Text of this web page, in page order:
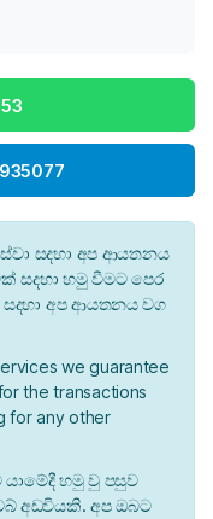
සදහා අප ආයතනය
සදහා හමු වීමට පෙර
අප ආයතනය වග
we guarantee
the transactions
for any other
යාමේදී හමු වු පසුව
අඩවියකි. අප ඔබට